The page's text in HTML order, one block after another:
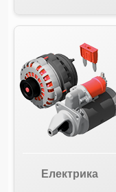
Електрика